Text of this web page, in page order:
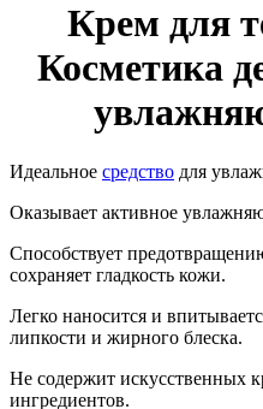
Крем для
Косметика
Идеальное средство для
Оказывает активное
Способствует
сохраняет гладкость кожи.
Легко наносится и
липкости и жирного блеска.
Не содержит искусственных
ингредиентов.